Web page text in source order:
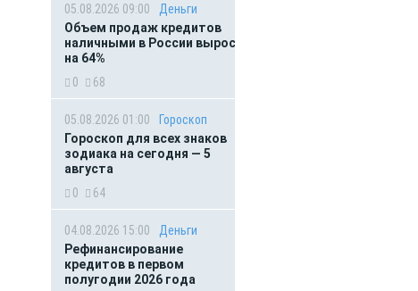
05.08.2026 09:00
Деньги
Объем продаж кредитов
наличными в России вырос
на 64%
0
68
05.08.2026 01:00
Гороскоп
Гороскоп для всех знаков
зодиака на сегодня — 5
августа
0
64
04.08.2026 15:00
Деньги
Рефинансирование
кредитов в первом
полугодии 2026 года